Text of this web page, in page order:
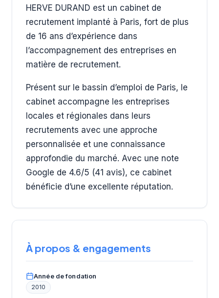
HERVE DURAND est un cabinet de
recrutement implanté à Paris, fort de plus
de 16 ans d’expérience dans
l’accompagnement des entreprises en
matière de recrutement.
Présent sur le bassin d’emploi de Paris, le
cabinet accompagne les entreprises
locales et régionales dans leurs
recrutements avec une approche
personnalisée et une connaissance
approfondie du marché. Avec une note
Google de 4.6/5 (41 avis), ce cabinet
bénéficie d’une excellente réputation.
À propos & engagements
Année de fondation
2010